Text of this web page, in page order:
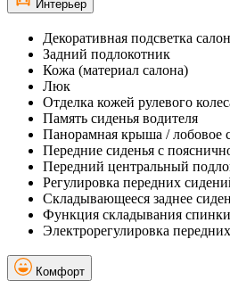
Интерьер
Декоративная подсветка
Задний подлокотник
Кожа (материал салона)
Люк
Отделка кожей рулевого
Память сиденья водителя
Панорамная крыша / лобовое
Передние сиденья с
Передний центральный
Регулировка передних
Складывающееся заднее
Функция складывания
Электрорегулировка
Комфорт